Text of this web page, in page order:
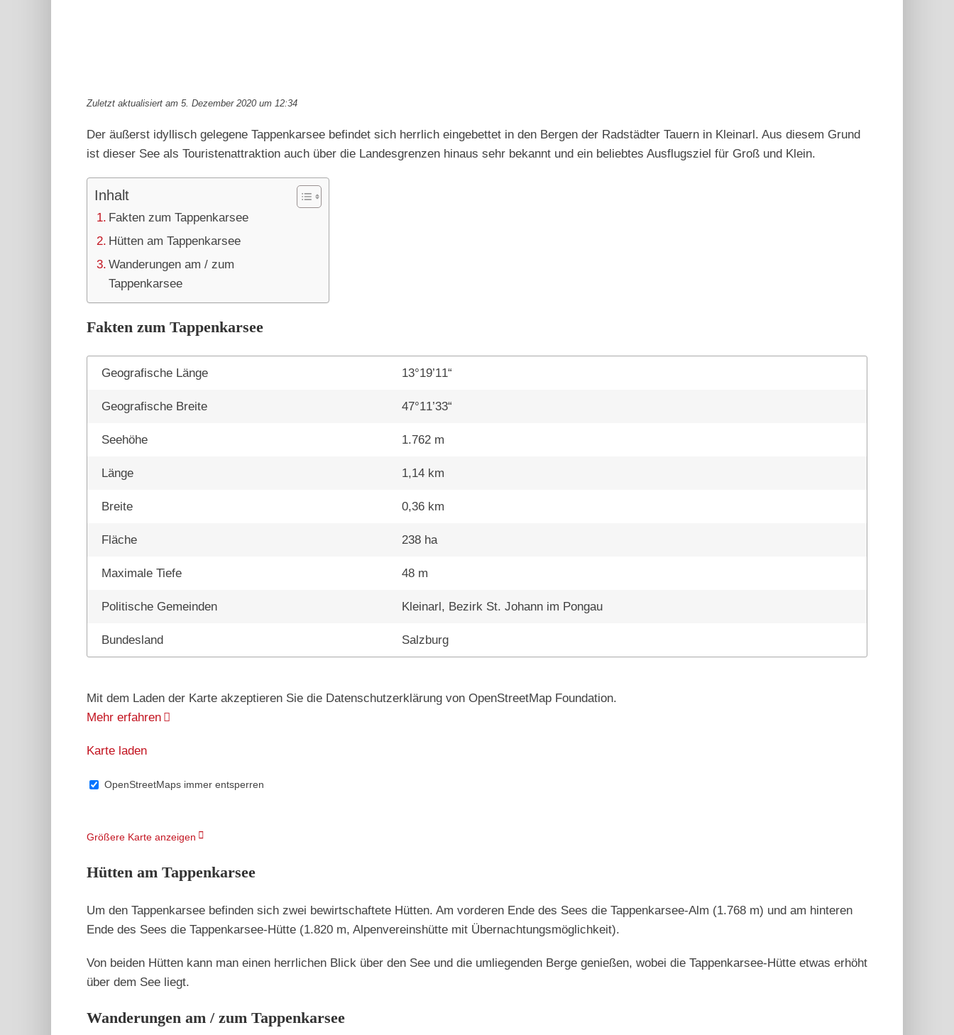
Zuletzt aktualisiert am 5. Dezember 2020 um 12:34
Der äußerst idyllisch gelegene Tappenkarsee befindet sich herrlich eingebettet in den Bergen der Radstädter Tauern in Kleinarl. Aus diesem Grund
ist dieser See als Touristenattraktion auch über die Landesgrenzen hinaus sehr bekannt und ein beliebtes Ausflugsziel für Groß und Klein.
Inhalt
Fakten zum Tappenkarsee
Hütten am Tappenkarsee
Wanderungen am / zum
Tappenkarsee
Fakten zum Tappenkarsee
Geografische Länge 13°19’11“
Geografische Breite 47°11’33“
Seehöhe 1.762 m
Länge 1,14 km
Breite 0,36 km
Fläche 238 ha
Maximale Tiefe 48 m
Politische Gemeinden Kleinarl, Bezirk St. Johann im Pongau
Bundesland Salzburg
Mit dem Laden der Karte akzeptieren Sie die Datenschutzerklärung von OpenStreetMap Foundation.
Mehr erfahren
Karte laden
OpenStreetMaps immer entsperren
Größere Karte anzeigen
Hütten am Tappenkarsee
Um den Tappenkarsee befinden sich zwei bewirtschaftete Hütten. Am vorderen Ende des Sees die Tappenkarsee-Alm (1.768 m) und am hinteren
Ende des Sees die Tappenkarsee-Hütte (1.820 m, Alpenvereinshütte mit Übernachtungsmöglichkeit).
Von beiden Hütten kann man einen herrlichen Blick über den See und die umliegenden Berge genießen, wobei die Tappenkarsee-Hütte etwas erhöht
über dem See liegt.
Wanderungen am / zum Tappenkarsee